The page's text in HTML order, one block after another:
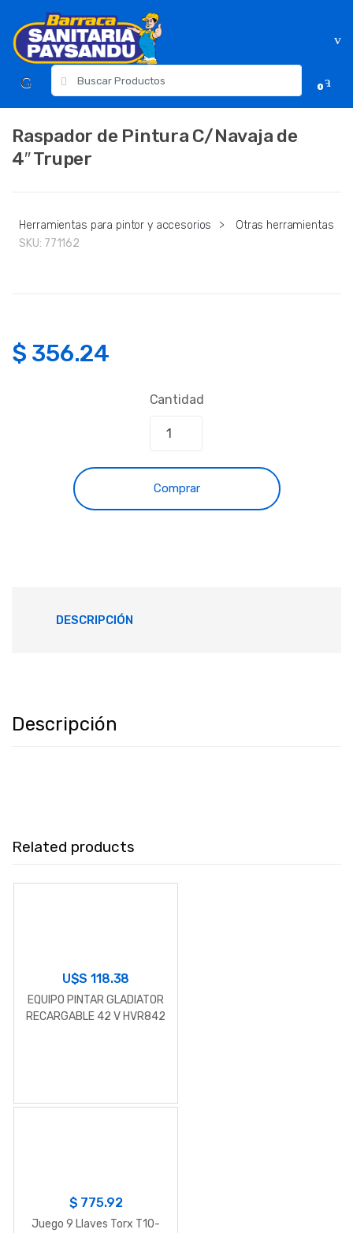
navigation
content
para:
0
Raspador de Pintura C/Navaja de
4″ Truper
Herramientas para pintor y accesorios >
Otras herramientas
SKU: 771162
$ 356.24
Cantidad
Comprar
DESCRIPCIÓN
Descripción
Related products
U$S118.38
EQUIPO PINTAR GLADIATOR
RECARGABLE 42 V HVR842
$ 775.92
Juego 9 Llaves Torx T10-